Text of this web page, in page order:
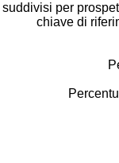
per
chiave di